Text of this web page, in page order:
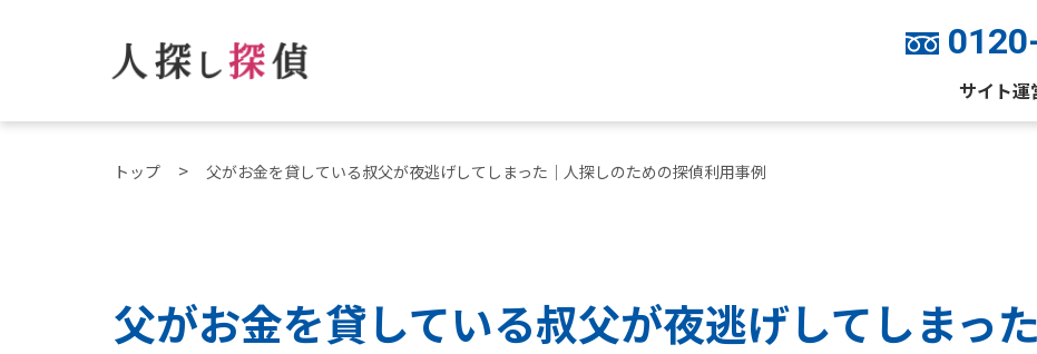
サイト運
トップ 父がお金を貸している叔父が夜逃げしてしまった｜人探しのための探偵利用事例
父がお金を貸している叔父が夜逃げしてしまっ